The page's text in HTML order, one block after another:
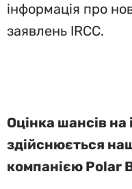
інформація про
заявлень IRCC.
Оцінка шансів на
здійснюється
компанією Polar